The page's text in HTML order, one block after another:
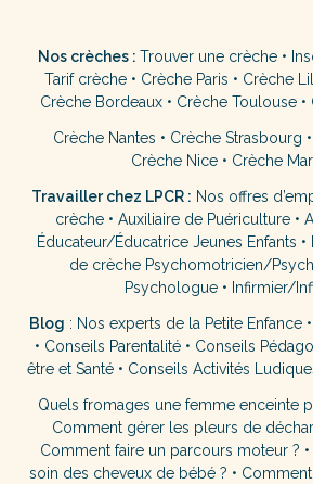
Nos crèches : Trouver une crèche•
Tarif crèche • Crèche Paris • Crèche
Crèche Bordeaux• Crèche Toulouse•
Crèche Nantes • Crèche Strasbourg •
Crèche Nice • Crèche
Travailler chez LPCR : Nos offres
crèche• Auxiliaire de Puériculture•
Éducateur/Éducatrice Jeunes Enfants •
de crèche Psychomotricien/
Psychologue • Infirmier/
Blog : Nos experts de la Petite Enfance •
• Conseils Parentalité• Conseils
être et Santé• Conseils Activités
Quels fromages une femme enceinte
Comment gérer les pleurs de
Comment faire un parcours moteur ? •
soin des cheveux de bébé ? •